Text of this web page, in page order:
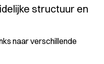
structuur en
naar verschillende